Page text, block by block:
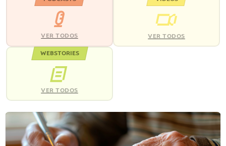
VER TODOS VER TODOS
WEBSTORIES
VER TODOS